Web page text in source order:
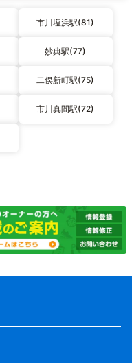
市川塩浜駅(81)
妙典駅(77)
二俣新町駅(75)
市川真間駅(72)